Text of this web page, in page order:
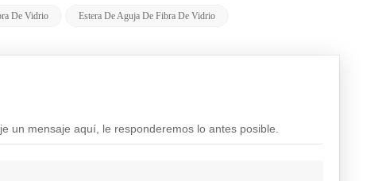
De Vidrio Estera De Aguja De Fibra De Vidrio
un mensaje aquí, le responderemos lo antes posible.